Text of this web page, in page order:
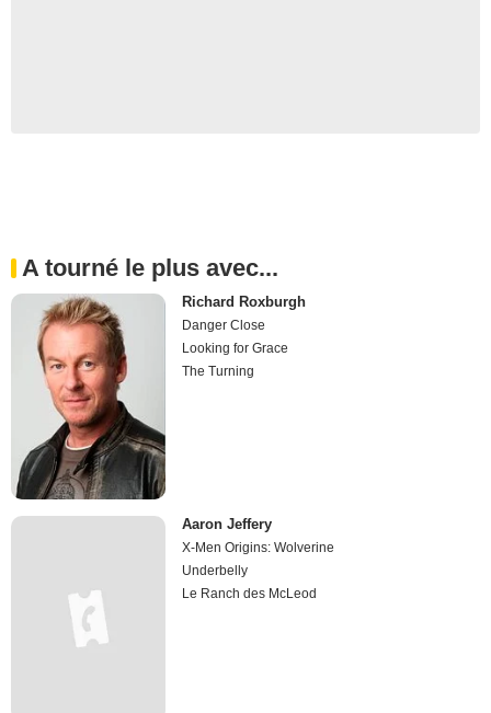
A tourné le plus avec...
Richard Roxburgh
Danger Close
Looking for Grace
The Turning
Aaron Jeffery
X-Men Origins: Wolverine
Underbelly
Le Ranch des McLeod